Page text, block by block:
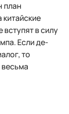
план
в силу
Если де-
то